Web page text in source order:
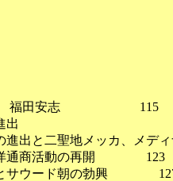
の世界
世界
世界
世界
に
間 福田安志 115
ルの進出
と二聖地メッカ、メ
商活動の再開 123
ウード朝の勃興